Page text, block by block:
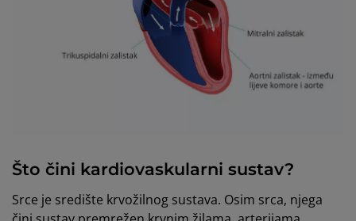
Što čini kardiovaskularni sustav?
Srce je središte krvožilnog sustava. Osim srca, njega